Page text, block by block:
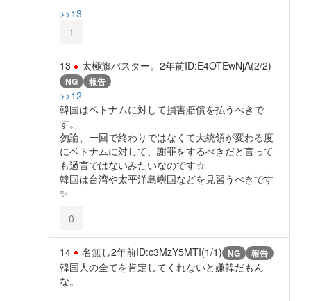
>>13
1
13 太極旗バスター。 2年前ID:E4OTEwNjA(2/2)
NG 報告
>>12
韓国はベトナムに対して損害賠償を払うべきで
す。
勿論、一回で終わりではなくて大統領が変わる度
にベトナムに対して、謝罪をするべきだと言って
も過言ではないみたいなのです☆
韓国は台湾や太平洋島嶼国などを見習うべきです
✨
0
14 名無し2年前ID:c3MzY5MTI(1/1) NG 報告
韓国人の全てを肯定してくれないと嫌韓だもん
な。